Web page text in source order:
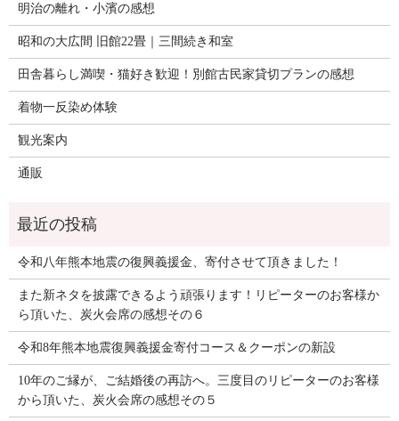
明治の離れ・小濱の感想
昭和の大広間 旧館22畳｜三間続き和室
田舎暮らし満喫・猫好き歓迎！別館古民家貸切プランの感想
着物一反染め体験
観光案内
通販
令和八年熊本地震の復興義援金、寄付させて頂きました！
また新ネタを披露できるよう頑張ります！リピーターのお客様か
ら頂いた、炭火会席の感想その６
令和8年熊本地震復興義援金寄付コース＆クーポンの新設
10年のご縁が、ご結婚後の再訪へ。三度目のリピーターのお客様
から頂いた、炭火会席の感想その５